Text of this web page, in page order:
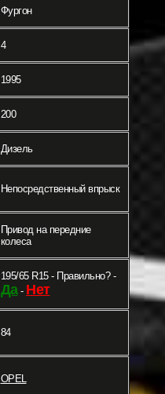
Фургон
4
1995
200
Дизель
Непосредственный впрыск
Привод на передние
колеса
195/65 R15 - Правильно? -
Да- Нет
84
OPEL